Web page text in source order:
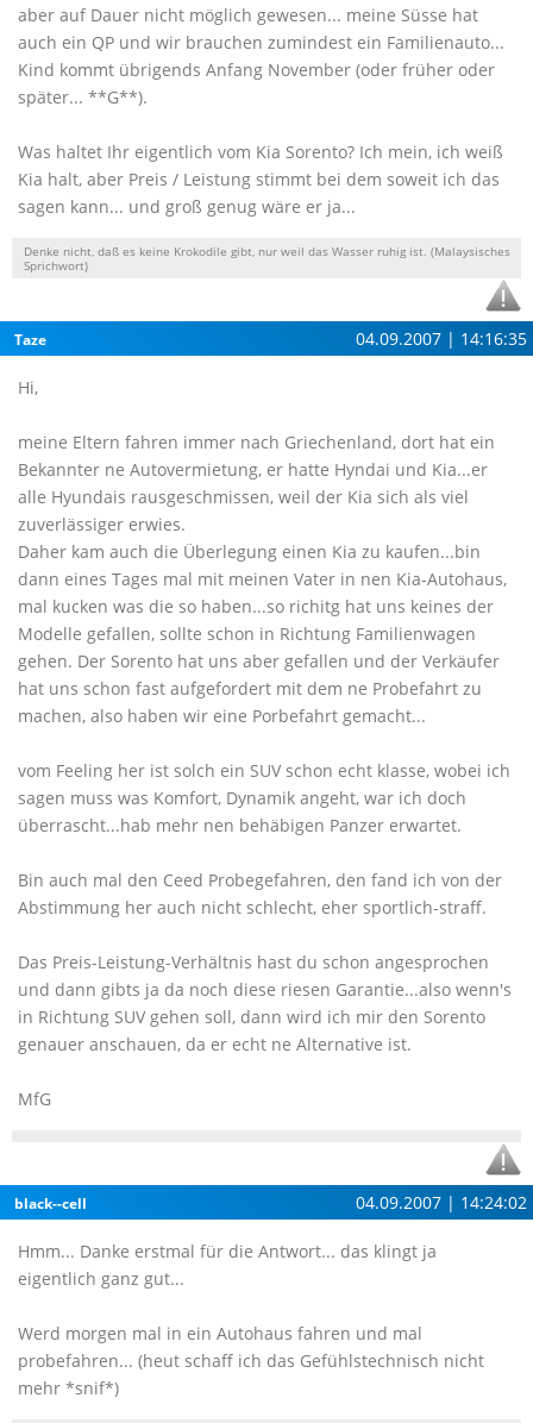
aber auf Dauer nicht möglich gewesen... meine Süsse hat
auch ein QP und wir brauchen zumindest ein Familienauto...
Kind kommt übrigends Anfang November (oder früher oder
später... **G**).
Was haltet Ihr eigentlich vom Kia Sorento? Ich mein, ich weiß
Kia halt, aber Preis / Leistung stimmt bei dem soweit ich das
sagen kann... und groß genug wäre er ja...
Denke nicht, daß es keine Krokodile gibt, nur weil das Wasser ruhig ist. (Malaysisches
Sprichwort)
Taze 04.09.2007 | 14:16:35
Hi,
meine Eltern fahren immer nach Griechenland, dort hat ein
Bekannter ne Autovermietung, er hatte Hyndai und Kia...er
alle Hyundais rausgeschmissen, weil der Kia sich als viel
zuverlässiger erwies.
Daher kam auch die Überlegung einen Kia zu kaufen...bin
dann eines Tages mal mit meinen Vater in nen Kia-Autohaus,
mal kucken was die so haben...so richitg hat uns keines der
Modelle gefallen, sollte schon in Richtung Familienwagen
gehen. Der Sorento hat uns aber gefallen und der Verkäufer
hat uns schon fast aufgefordert mit dem ne Probefahrt zu
machen, also haben wir eine Porbefahrt gemacht...
vom Feeling her ist solch ein SUV schon echt klasse, wobei ich
sagen muss was Komfort, Dynamik angeht, war ich doch
überrascht...hab mehr nen behäbigen Panzer erwartet.
Bin auch mal den Ceed Probegefahren, den fand ich von der
Abstimmung her auch nicht schlecht, eher sportlich-straff.
Das Preis-Leistung-Verhältnis hast du schon angesprochen
und dann gibts ja da noch diese riesen Garantie...also wenn's
in Richtung SUV gehen soll, dann wird ich mir den Sorento
genauer anschauen, da er echt ne Alternative ist.
MfG
black--cell 04.09.2007 | 14:24:02
Hmm... Danke erstmal für die Antwort... das klingt ja
eigentlich ganz gut...
Werd morgen mal in ein Autohaus fahren und mal
probefahren... (heut schaff ich das Gefühlstechnisch nicht
mehr *snif*)